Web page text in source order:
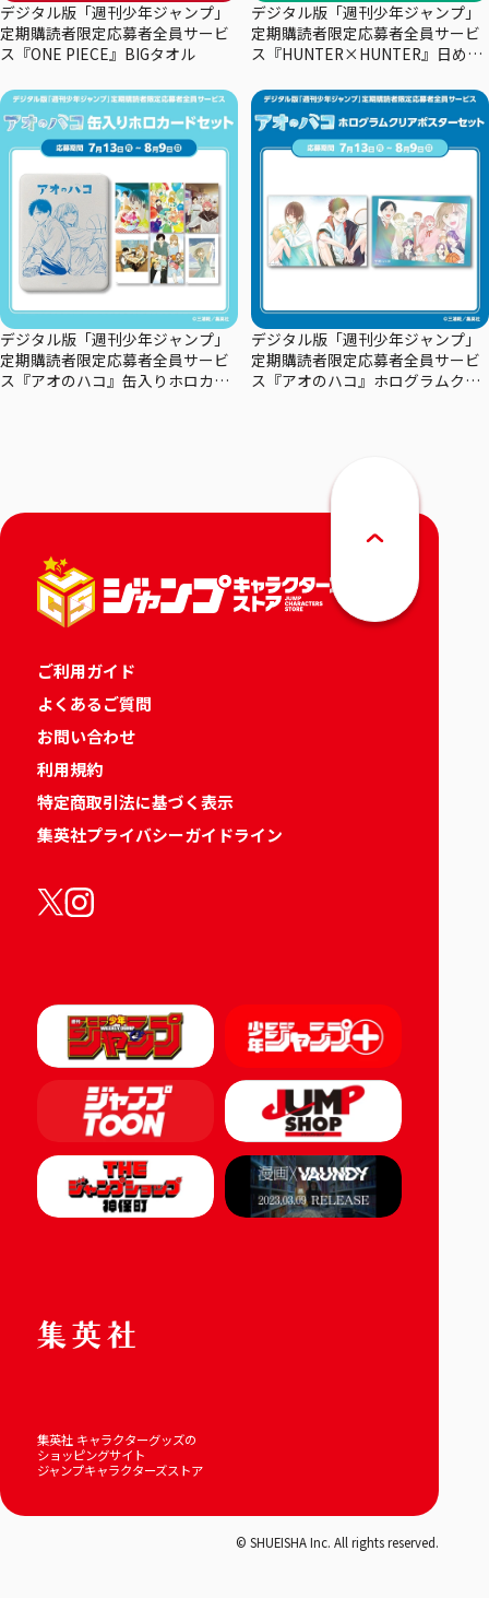
デジタル版「週刊少年ジャンプ」
定期購読者限定応募者全員サービ
ス『ONE PIECE』BIGタオル
デジタル版「週刊少年ジャンプ」
定期購読者限定応募者全員サービ
ス『HUNTER×HUNTER』日めく
デジタル版「週刊少年ジャンプ」
定期購読者限定応募者全員サービ
ス『アオのハコ』缶入りホロカー
デジタル版「週刊少年ジャンプ」
定期購読者限定応募者全員サービ
ス『アオのハコ』ホログラムクリ
ご利用ガイド
よくあるご質問
お問い合わせ
利用規約
特定商取引法に基づく表示
集英社プライバシーガイドライン
集英社 キャラクターグッズの
ショッピングサイト
ジャンプキャラクターズストア
© SHUEISHA Inc. All rights reserved.